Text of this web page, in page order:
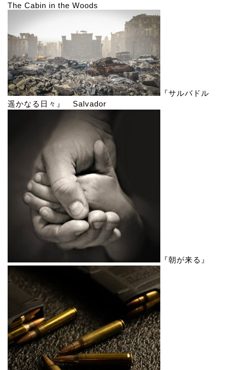
The Cabin in the Woods
『サルバドル
遥かなる日々』 Salvador
『朝が来る』